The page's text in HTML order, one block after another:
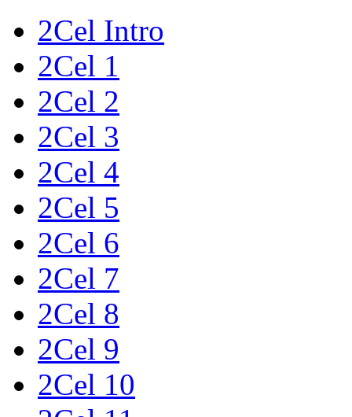
2Cel Intro
2Cel 1
2Cel 2
2Cel 3
2Cel 4
2Cel 5
2Cel 6
2Cel 7
2Cel 8
2Cel 9
2Cel 10